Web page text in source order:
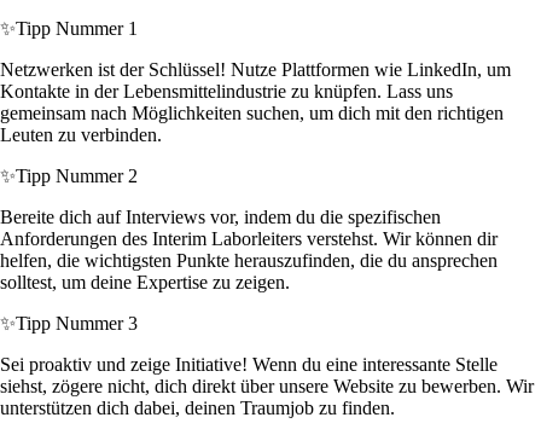
✨Tipp Nummer 1
Netzwerken ist der Schlüssel! Nutze Plattformen wie LinkedIn, um
Kontakte in der Lebensmittelindustrie zu knüpfen. Lass uns
gemeinsam nach Möglichkeiten suchen, um dich mit den richtigen
Leuten zu verbinden.
✨Tipp Nummer 2
Bereite dich auf Interviews vor, indem du die spezifischen
Anforderungen des Interim Laborleiters verstehst. Wir können dir
helfen, die wichtigsten Punkte herauszufinden, die du ansprechen
solltest, um deine Expertise zu zeigen.
✨Tipp Nummer 3
Sei proaktiv und zeige Initiative! Wenn du eine interessante Stelle
siehst, zögere nicht, dich direkt über unsere Website zu bewerben. Wir
unterstützen dich dabei, deinen Traumjob zu finden.